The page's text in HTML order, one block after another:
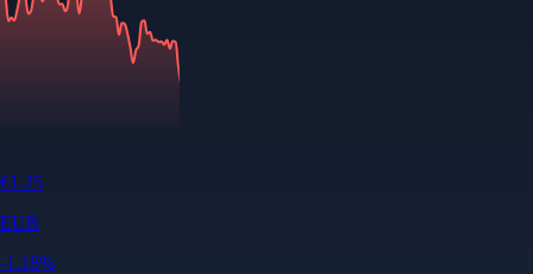
€1.25
EUR
-1.18%